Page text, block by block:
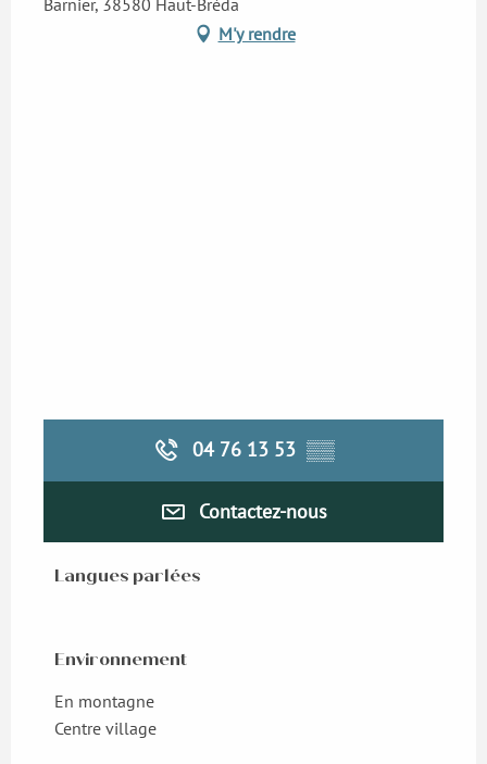
M'y rendre
04 76 13 53 ▒▒
Contactez-nous
Langues parlées
Langues parlées
Environnement
Environnement
En montagne
Centre village